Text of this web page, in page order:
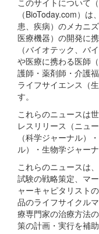
このサイトについて
（BioToday.com）
患、疾病）のメカニ
医療機器）の開発に
（バイオテック、バ
や医療に携わる医師
護師・薬剤師・介護
ライフサイエンス（
す。
これらのニュースは
レスリリース（ニュ
（科学ジャーナル）
ル）・生物学ジャー
これらのニュースは
試験の戦略策定、マ
ャーキャピタリスト
品のライフサイクル
療専門家の治療方法
策の計画・実行を補